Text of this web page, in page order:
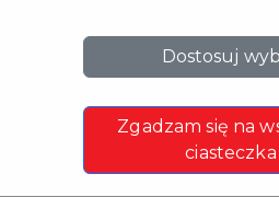
Dostosuj
Zgadzam się na
ciasteczka